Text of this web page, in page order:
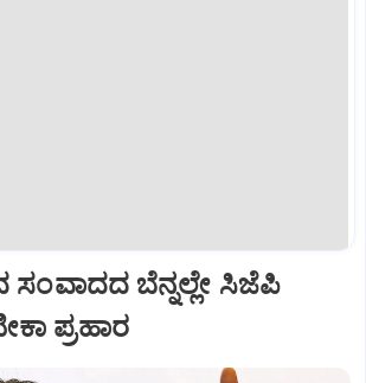
ಸಂವಾದದ ಬೆನ್ನಲ್ಲೇ ಸಿಜೆಪಿ
ಪ್ರಹಾರ